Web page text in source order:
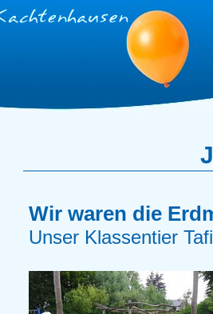
Wir waren die
Unser Klassentier